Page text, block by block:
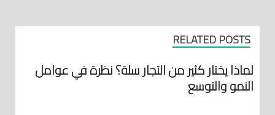
RELATED POSTS
لماذا يختار كثير من التجار سلة؟ نظرة في عوامل
النمو والتوسع